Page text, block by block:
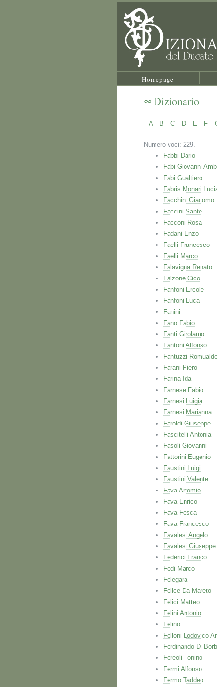
Homepage
Dizionario
A B C D E F
Numero voci: 229.
Fabbi Dario
Fabi Giovanni
Fabi Gualtiero
Fabris Monari
Facchini Giacomo
Faccini Sante
Facconi Rosa
Fadani Enzo
Faelli Francesco
Faelli Marco
Falavigna Renato
Falzone Cico
Fanfoni Ercole
Fanfoni Luca
Fanini
Fano Fabio
Fanti Girolamo
Fantoni Alfonso
Fantuzzi Romualdo
Farani Piero
Farina Ida
Farnese Fabio
Farnesi Luigia
Farnesi Marianna
Faroldi Giuseppe
Fascitelli Antonia
Fasoli Giovanni
Fattorini Eugenio
Faustini Luigi
Faustini Valente
Fava Artemio
Fava Enrico
Fava Fosca
Fava Francesco
Favalesi Angelo
Favalesi Giuseppe
Federici Franco
Fedi Marco
Felegara
Felice Da Mareto
Felici Matteo
Felini Antonio
Felino
Felloni Lodovico
Ferdinando Di
Fereoli Tonino
Fermi Alfonso
Fermo Taddeo